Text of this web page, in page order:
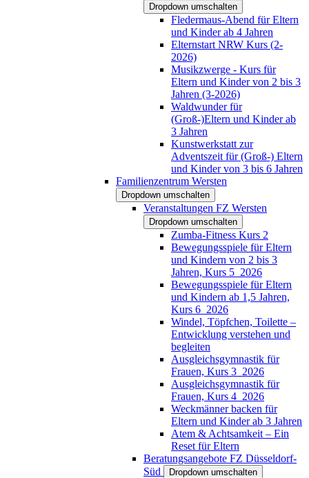
Dropdown umschalten
Fledermaus-Abend für Eltern
und Kinder ab 4 Jahren
Elternstart NRW Kurs (2-
2026)
Musikzwerge - Kurs für
Eltern und Kinder von 2 bis 3
Jahren (3-2026)
Waldwunder für
(Groß-)Eltern und Kinder ab
3 Jahren
Kunstwerkstatt zur
Adventszeit für (Groß-) Eltern
und Kinder von 3 bis 6 Jahren
Familienzentrum Wersten
Dropdown umschalten
Veranstaltungen FZ Wersten
Dropdown umschalten
Zumba-Fitness Kurs 2
Bewegungsspiele für Eltern
und Kindern von 2 bis 3
Jahren, Kurs 5_2026
Bewegungsspiele für Eltern
und Kindern ab 1,5 Jahren,
Kurs 6_2026
Windel, Töpfchen, Toilette –
Entwicklung verstehen und
begleiten
Ausgleichsgymnastik für
Frauen, Kurs 3_2026
Ausgleichsgymnastik für
Frauen, Kurs 4_2026
Weckmänner backen für
Eltern und Kinder ab 3 Jahren
Atem & Achtsamkeit – Ein
Reset für Eltern
Beratungsangebote FZ Düsseldorf-
Süd
Dropdown umschalten